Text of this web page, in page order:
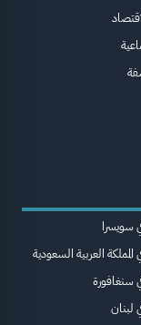
سويسرا
العربية السعودية
سنغافورة
لبنان